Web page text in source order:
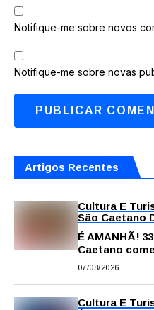
Notifique-me sobre novos
Notifique-me sobre novas
Artigos Recentes
Cultura E
São Caetano
É AMANHÃ!
Caetano
gastronomia,
07/08/2026
Cultura E